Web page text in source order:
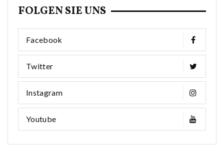
FOLGEN SIE UNS
Facebook
Twitter
Instagram
Youtube